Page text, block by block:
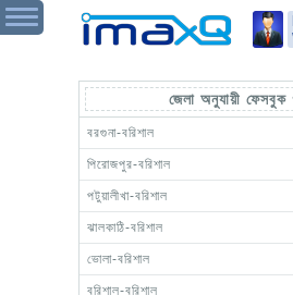
জেলা অনুযায়ী
বরগুনা-বরিশাল
পিরোজপুর-বরিশাল
পটুয়ালীখা-বরিশাল
ঝালকাঠি-বরিশাল
ভোলা-বরিশাল
বরিশাল-বরিশাল